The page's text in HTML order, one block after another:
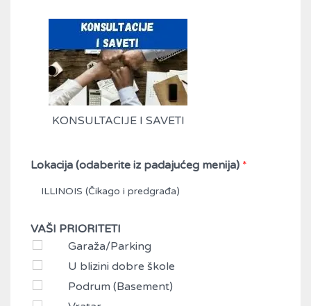
KONSULTACIJE I SAVETI
Lokacija (odaberite iz padajućeg menija) *
ILLINOIS (Čikago i predgrađa)
VAŠI PRIORITETI
Garaža/Parking
U blizini dobre škole
Podrum (Basement)